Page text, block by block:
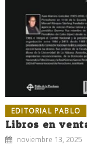
EDITORIAL PABLO
Libros en
noviembre 13, 2025